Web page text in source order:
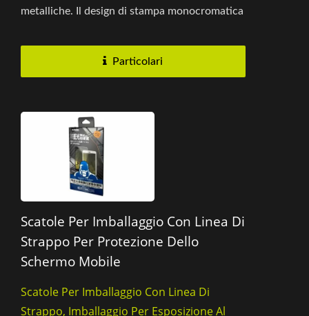
metalliche. Il design di stampa monocromatica
Particolari
Scatole Per Imballaggio Con Linea Di
Strappo Per Protezione Dello
Schermo Mobile
Scatole Per Imballaggio Con Linea Di
Strappo, Imballaggio Per Esposizione Al